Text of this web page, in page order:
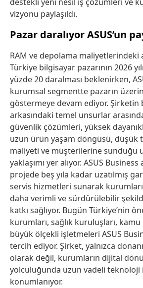
vizyonu paylaşıldı.
Pazar daralıyor ASUS’un
RAM ve depolama maliyetlerindeki
Türkiye bilgisayar pazarının 2026
yüzde 20 daralması beklenirken,
kurumsal segmentte pazarın
göstermeye devam ediyor. Şirketin
arkasındaki temel unsurlar
güvenlik çözümleri, yüksek
uzun ürün yaşam döngüsü, düşük
maliyeti ve müşterilerine sunduğu
yaklaşımı yer alıyor. ASUS
projede beş yıla kadar uzatılmış
servis hizmetleri sunarak
daha verimli ve sürdürülebilir
katkı sağlıyor. Bugün Türkiye’nin
kurumları, sağlık kuruluşları,
büyük ölçekli işletmeleri ASUS
tercih ediyor. Şirket, yalnızca
olarak değil, kurumların dijital
yolculuğunda uzun vadeli teknoloji
konumlanıyor.